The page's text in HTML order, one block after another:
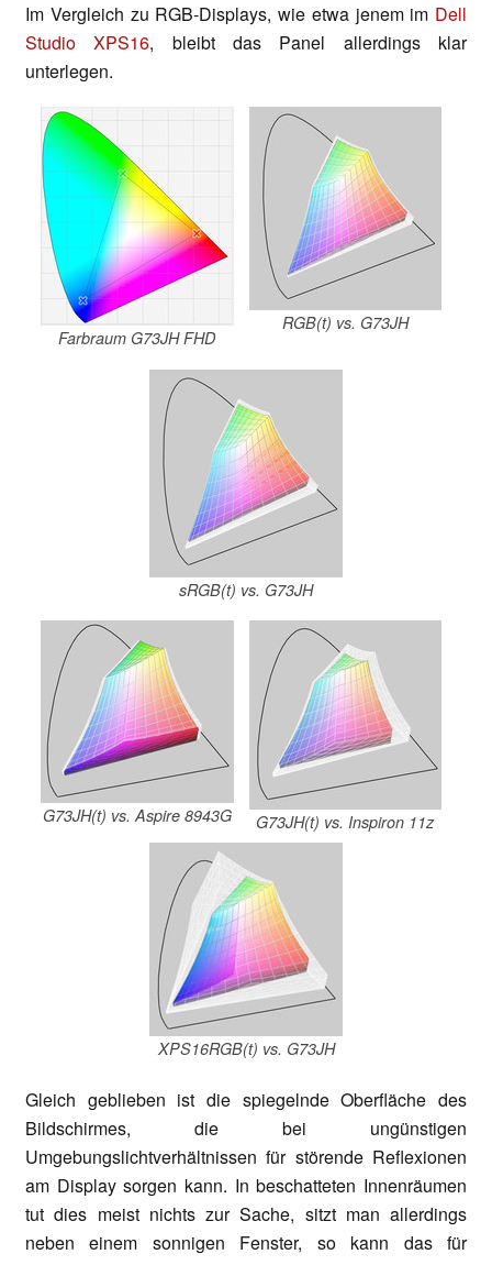
Im Vergleich zu RGB-Displays, wie etwa jenem im Dell
Studio XPS16, bleibt das Panel allerdings klar
unterlegen.
Farbraum G73JH FHD
RGB(t) vs. G73JH
sRGB(t) vs. G73JH
G73JH(t) vs. Aspire 8943G G73JH(t) vs. Inspiron 11z
XPS16RGB(t) vs. G73JH
Gleich geblieben ist die spiegelnde Oberfläche des
Bildschirmes, die bei ungünstigen
Umgebungslichtverhältnissen für störende Reflexionen
am Display sorgen kann. In beschatteten Innenräumen
tut dies meist nichts zur Sache, sitzt man allerdings
neben einem sonnigen Fenster, so kann das für